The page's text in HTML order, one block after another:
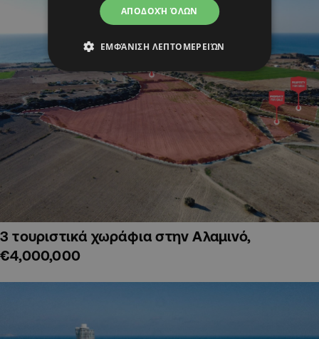
3 τουριστικά χωράφια στην Αλαμινό,
€4,000,000
ΑΠΟΔΟΧΉ ΌΛΩΝ
ΕΜΦΆΝΙΣΗ ΛΕΠΤΟΜΕΡΕΙΏΝ